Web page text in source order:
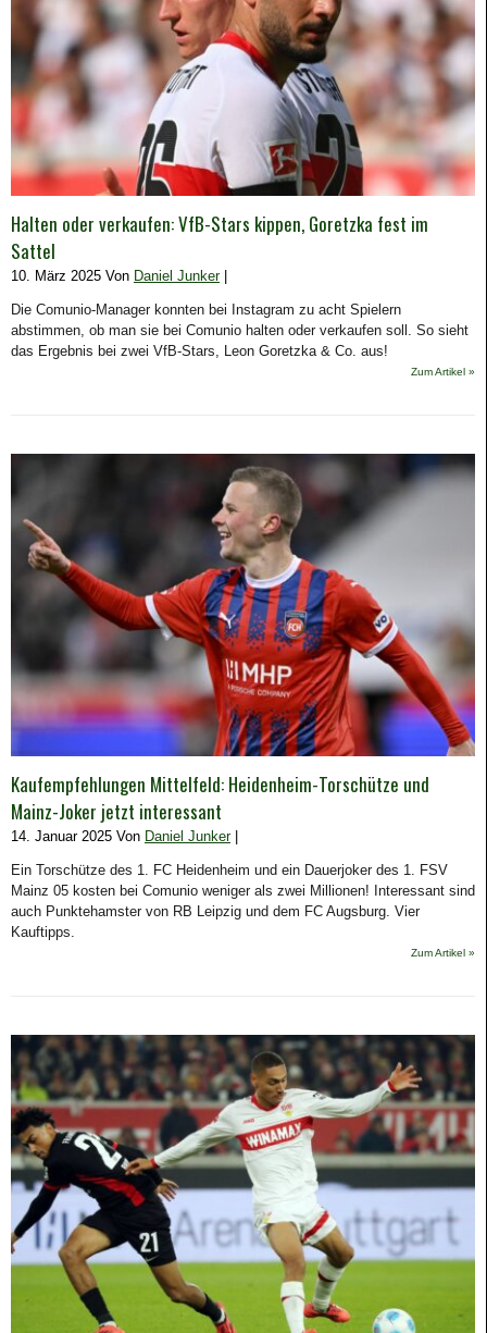
Halten oder verkaufen: VfB-Stars kippen, Goretzka fest im
Sattel
10. März 2025 Von Daniel Junker|
Die Comunio-Manager konnten bei Instagram zu acht Spielern
abstimmen, ob man sie bei Comunio halten oder verkaufen soll. So sieht
das Ergebnis bei zwei VfB-Stars, Leon Goretzka & Co. aus!
Zum Artikel »
Kaufempfehlungen Mittelfeld: Heidenheim-Torschütze und
Mainz-Joker jetzt interessant
14. Januar 2025 Von Daniel Junker|
Ein Torschütze des 1. FC Heidenheim und ein Dauerjoker des 1. FSV
Mainz 05 kosten bei Comunio weniger als zwei Millionen! Interessant sind
auch Punktehamster von RB Leipzig und dem FC Augsburg. Vier
Kauftipps.
Zum Artikel »